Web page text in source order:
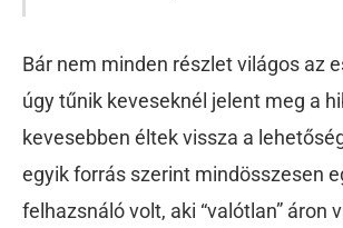
Bár nem minden részlet világos az
úgy tűnik keveseknél jelent meg a
kevesebben éltek vissza a
egyik forrás szerint mindösszesen
felhazsnáló volt, aki “valótlan” áron